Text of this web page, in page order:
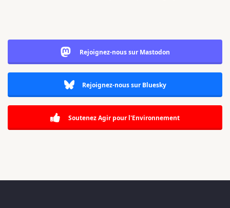
Rejoignez-nous sur Mastodon
Rejoignez-nous sur Bluesky
Soutenez Agir pour l'Environnement